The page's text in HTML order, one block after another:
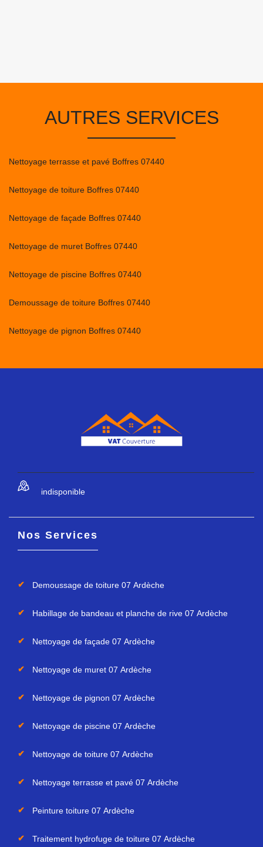
AUTRES SERVICES
Nettoyage terrasse et pavé Boffres 07440
Nettoyage de toiture Boffres 07440
Nettoyage de façade Boffres 07440
Nettoyage de muret Boffres 07440
Nettoyage de piscine Boffres 07440
Demoussage de toiture Boffres 07440
Nettoyage de pignon Boffres 07440
indisponible
Nos Services
Demoussage de toiture 07 Ardèche
Habillage de bandeau et planche de rive 07 Ardèche
Nettoyage de façade 07 Ardèche
Nettoyage de muret 07 Ardèche
Nettoyage de pignon 07 Ardèche
Nettoyage de piscine 07 Ardèche
Nettoyage de toiture 07 Ardèche
Nettoyage terrasse et pavé 07 Ardèche
Peinture toiture 07 Ardèche
Traitement hydrofuge de toiture 07 Ardèche